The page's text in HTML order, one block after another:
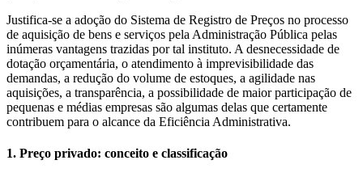
Justifica-se a adoção do Sistema de Registro de Preços no processo
de aquisição de bens e serviços pela Administração Pública pelas
inúmeras vantagens trazidas por tal instituto. A desnecessidade de
dotação orçamentária, o atendimento à imprevisibilidade das
demandas, a redução do volume de estoques, a agilidade nas
aquisições, a transparência, a possibilidade de maior participação de
pequenas e médias empresas são algumas delas que certamente
contribuem para o alcance da Eficiência Administrativa.
1. Preço privado: conceito e classificação